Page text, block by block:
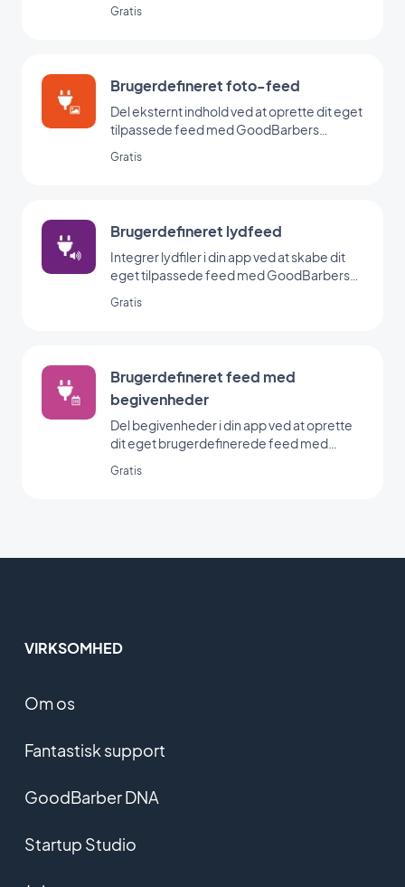
Gratis
Brugerdefineret foto-feed
Del eksternt indhold ved at oprette dit eget
tilpassede feed med GoodBarbers
Gratis
Brugerdefineret lydfeed
Integrer lydfiler i din app ved at skabe dit
eget tilpassede feed med GoodBarbers
Gratis
Brugerdefineret feed med
begivenheder
Del begivenheder i din app ved at oprette
dit eget brugerdefinerede feed med
Gratis
VIRKSOMHED
Om os
Fantastisk support
GoodBarber DNA
Startup Studio